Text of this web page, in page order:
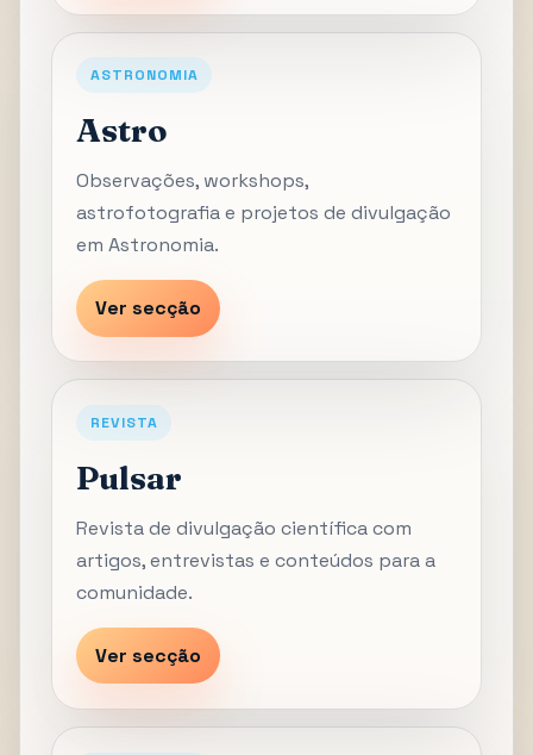
ASTRONOMIA
Astro
Observações, workshops,
astrofotografia e projetos de divulgação
em Astronomia.
Ver secção
REVISTA
Pulsar
Revista de divulgação científica com
artigos, entrevistas e conteúdos para a
comunidade.
Ver secção